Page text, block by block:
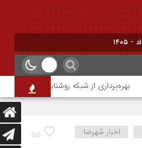
بهره‌برداری از شبکه روشنایی بلوار خلیج
55 اخبار شهرضا